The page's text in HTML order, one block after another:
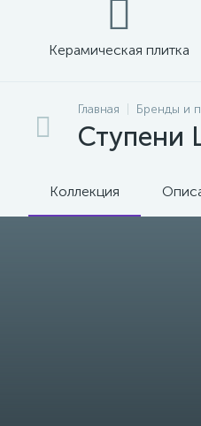
Керамическая плитка
Главная Бренды и
Ступени
Коллекция